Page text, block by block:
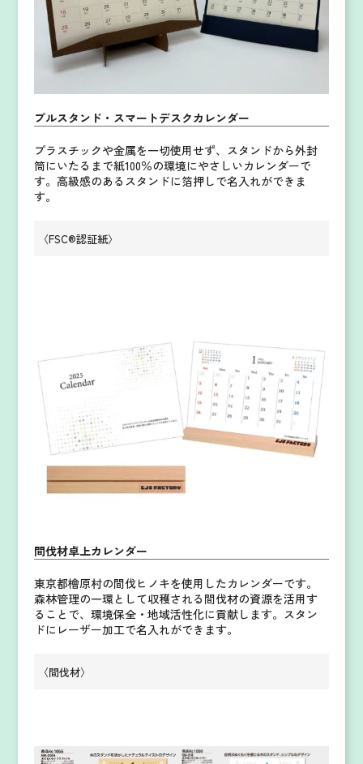
プルスタンド・スマートデスクカレンダー
プラスチックや金属を一切使用せず、スタンドから外封
筒にいたるまで紙100％の環境にやさしいカレンダーで
す。高級感のあるスタンドに箔押しで名入れができま
す。
〈FSC®認証紙〉
間伐材卓上カレンダー
東京都檜原村の間伐ヒノキを使用したカレンダーです。
森林管理の一環として収穫される間伐材の資源を活用す
ることで、環境保全・地域活性化に貢献します。 スタン
ドにレーザー加工で名入れができます。
〈間伐材〉